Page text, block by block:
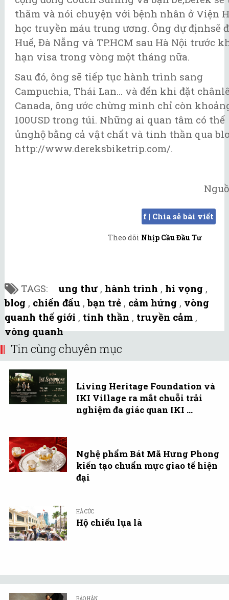
thăm và nói chuyện với bệnh nhân ở Viện
học truyền máu trung ương. Ông dự địnhsẽ
Huế, Đà Nẵng và TP.HCM sau Hà Nội trước
hạn visa trong vòng một tháng nữa.
Sau đó, ông sẽ tiếp tục hành trình sang
Campuchia, Thái Lan… và đến khi đặt
Canada, ông ước chừng mình chỉ còn
100USD trong túi. Những ai quan tâm có thể
ủnghộ bằng cả vật chất và tinh thần qua
http://www.dereksbiketrip.com/.
f | Chia sẻ bài viết
Theo dõi Nhịp Cầu Đầu Tư
TAGS: ung thư , hành trình , hi vọng ,
blog , chiến đấu ,bạn trẻ , cảm hứng , vòng
quanh thế giới , tinh thần , truyền cảm ,
vòng quanh
Tin cùng chuyên mục
Living Heritage Foundation và
IKI Village ra mắt chuỗi trải
nghiệm đa giác quan IKI ...
Nghệ phẩm Bát Mã Hưng Phong
kiến tạo chuẩn mực giao tế hiện
đại
HÀ CÚC
Hộ chiếu lụa là
BẢO HÂN